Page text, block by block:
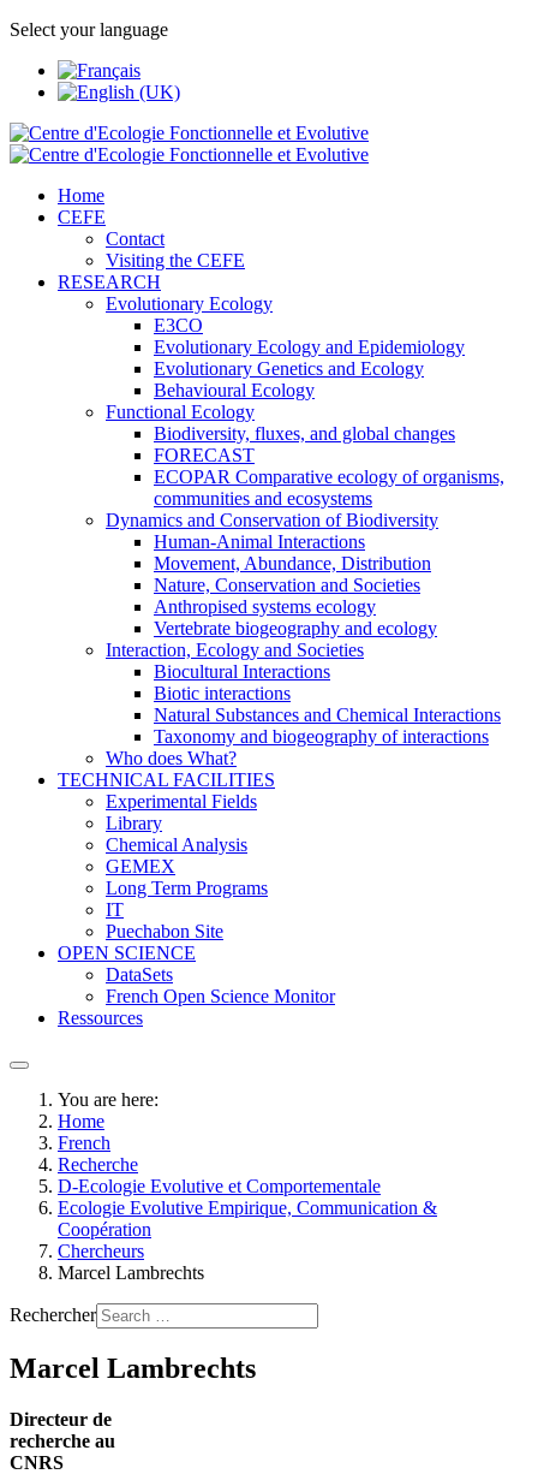
Select your language
Home
CEFE
Contact
Visiting the CEFE
RESEARCH
Evolutionary Ecology
E3CO
Evolutionary Ecology and Epidemiology
Evolutionary Genetics and Ecology
Behavioural Ecology
Functional Ecology
Biodiversity, fluxes, and global changes
FORECAST
ECOPAR Comparative ecology of organisms,
communities and ecosystems
Dynamics and Conservation of Biodiversity
Human-Animal Interactions
Movement, Abundance, Distribution
Nature, Conservation and Societies
Anthropised systems ecology
Vertebrate biogeography and ecology
Interaction, Ecology and Societies
Biocultural Interactions
Biotic interactions
Natural Substances and Chemical Interactions
Taxonomy and biogeography of interactions
Who does What?
TECHNICAL FACILITIES
Experimental Fields
Library
Chemical Analysis
GEMEX
Long Term Programs
IT
Puechabon Site
OPEN SCIENCE
DataSets
French Open Science Monitor
Ressources
You are here:
Home
French
Recherche
D-Ecologie Evolutive et Comportementale
Ecologie Evolutive Empirique, Communication &
Coopération
Chercheurs
Marcel Lambrechts
Rechercher
Marcel Lambrechts
Directeur de
recherche au
CNRS